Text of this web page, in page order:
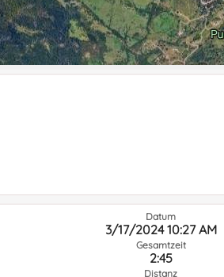
Datum
3/17/2024 10:27 AM
Gesamtzeit
2:45
Distanz